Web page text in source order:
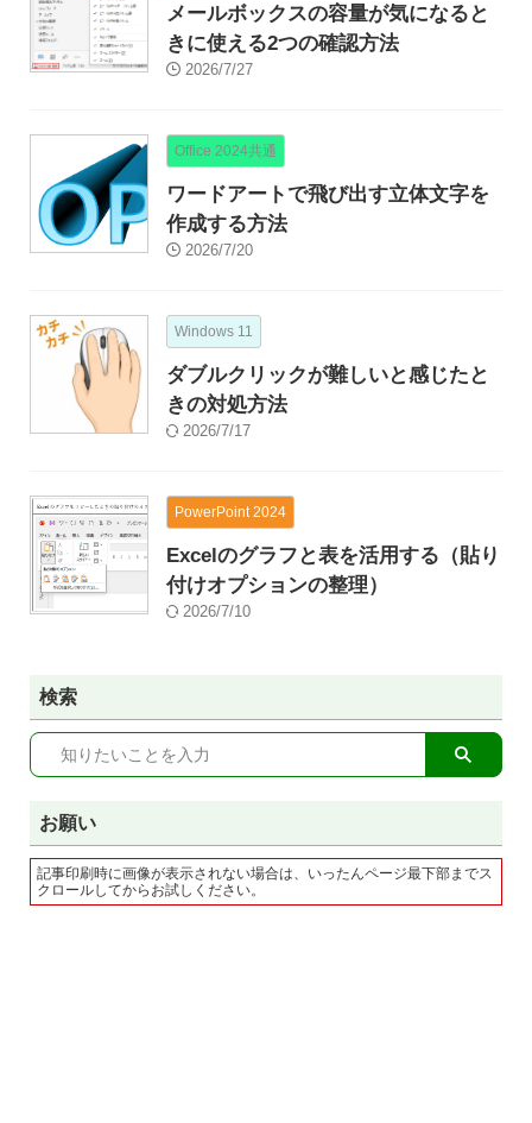
メールボックスの容量が気になると
きに使える2つの確認方法
2026/7/27
Office 2024共通
ワードアートで飛び出す立体文字を
作成する方法
2026/7/20
Windows 11
ダブルクリックが難しいと感じたと
きの対処方法
2026/7/17
PowerPoint 2024
Excelのグラフと表を活用する（貼り
付けオプションの整理）
2026/7/10
検索
お願い
記事印刷時に画像が表示されない場合は、いったんページ最下部までス
クロールしてからお試しください。